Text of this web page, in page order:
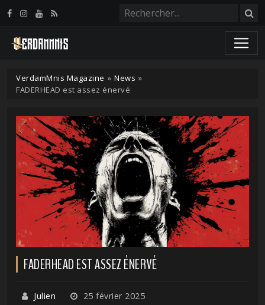
VerdamMnis Magazine » News »
FADERHEAD est assez énervé
FADERHEAD EST ASSEZ ÉNERVÉ
Julien 25 février 2025
Panneau de gestion des cookies